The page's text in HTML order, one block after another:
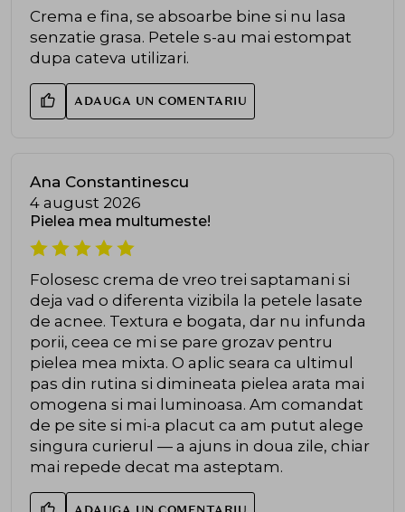
Crema e fina, se absoarbe bine si nu lasa
senzatie grasa. Petele s-au mai estompat
dupa cateva utilizari.
ADAUGA UN COMENTARIU
Ana Constantinescu
4 august 2026
Pielea mea multumeste!
Folosesc crema de vreo trei saptamani si
deja vad o diferenta vizibila la petele lasate
de acnee. Textura e bogata, dar nu infunda
porii, ceea ce mi se pare grozav pentru
pielea mea mixta. O aplic seara ca ultimul
pas din rutina si dimineata pielea arata mai
omogena si mai luminoasa. Am comandat
de pe site si mi-a placut ca am putut alege
singura curierul — a ajuns in doua zile, chiar
mai repede decat ma asteptam.